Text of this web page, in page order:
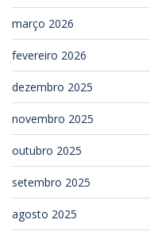
março 2026
fevereiro 2026
dezembro 2025
novembro 2025
outubro 2025
setembro 2025
agosto 2025